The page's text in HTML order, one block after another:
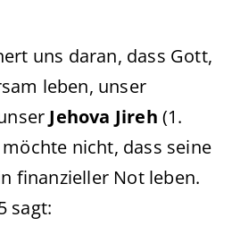
uns daran, dass Gott,
leben, unser
Jehova Jireh (1.
möchte nicht, dass seine
finanzieller Not leben.
sagt: